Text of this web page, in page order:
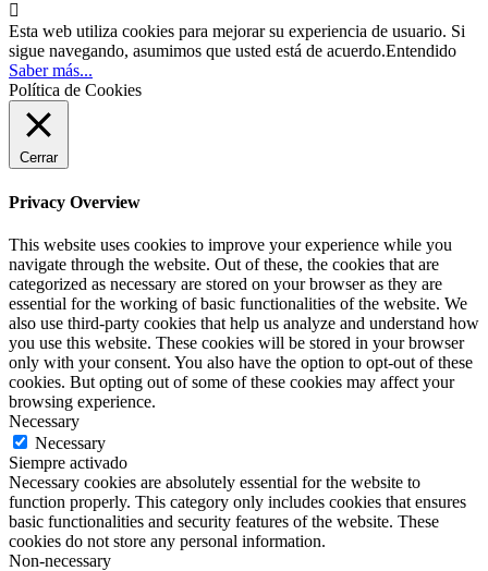

Esta web utiliza cookies para mejorar su experiencia de usuario. Si
sigue navegando, asumimos que usted está de acuerdo.Entendido
Saber más...
Política de Cookies
Cerrar
Privacy Overview
This website uses cookies to improve your experience while you
navigate through the website. Out of these, the cookies that are
categorized as necessary are stored on your browser as they are
essential for the working of basic functionalities of the website. We
also use third-party cookies that help us analyze and understand how
you use this website. These cookies will be stored in your browser
only with your consent. You also have the option to opt-out of these
cookies. But opting out of some of these cookies may affect your
browsing experience.
Necessary
Necessary
Siempre activado
Necessary cookies are absolutely essential for the website to
function properly. This category only includes cookies that ensures
basic functionalities and security features of the website. These
cookies do not store any personal information.
Non-necessary